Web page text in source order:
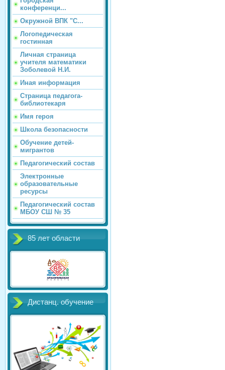
конференци...
Окружной ВПК "С...
Логопедическая
гостинная
Личная страница
учителя математики
Зоболевой Н.И.
Иная информация
Страница педагога-
библиотекаря
Имя героя
Школа безопасности
Обучение детей-
мигрантов
Педагогический состав
Электронные
образовательные
ресурсы
Педагогический состав
МБОУ СШ № 35
85 лет области
Дистанц. обучение